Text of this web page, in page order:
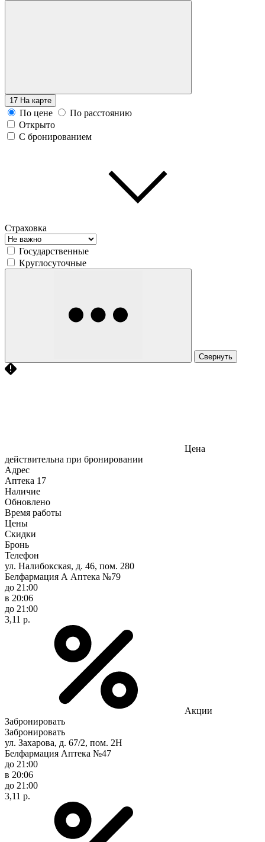
17 На карте
По цене
По расстоянию
Открыто
С бронированием
Страховка
Государственные
Круглосуточные
Свернуть
Цена
действительна при бронировании
Адрес
Аптека 17
Наличие
Обновлено
Время работы
Цены
Скидки
Бронь
Телефон
ул. Налибокская, д. 46, пом. 280
Белфармация А Аптека №79
до 21:00
в 20:06
до 21:00
3,11 р.
Акции
Забронировать
Забронировать
ул. Захарова, д. 67/2, пом. 2Н
Белфармация Аптека №47
до 21:00
в 20:06
до 21:00
3,11 р.